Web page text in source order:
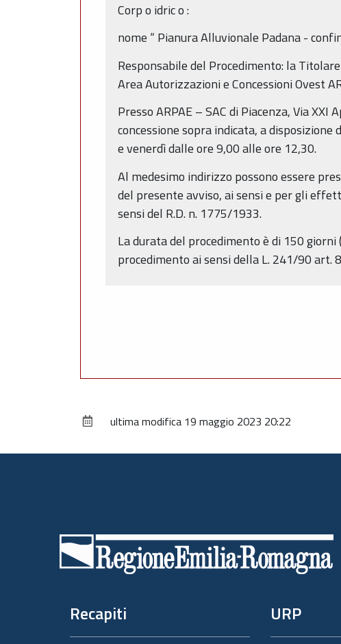
Corpo idrico:
nome “ Pianura Alluvionale Padana -
Responsabile del Procedimento:laTitolare
Area Autorizzazioni e Concessioni Ovest
Presso ARPAE – SAC di Piacenza, Via
concessione sopra indicata, a
e venerdì dalle ore 9,00 alle ore 12,30.
Al medesimo indirizzo possono essere
del presente avviso, ai sensi e per gli
sensi del R.D. n. 1775/1933.
La durata del procedimento è di 150 giorni
procedimento ai sensi della L. 241/90 art.
ultima modifica 19 maggio 2023 20:22
Recapiti URP